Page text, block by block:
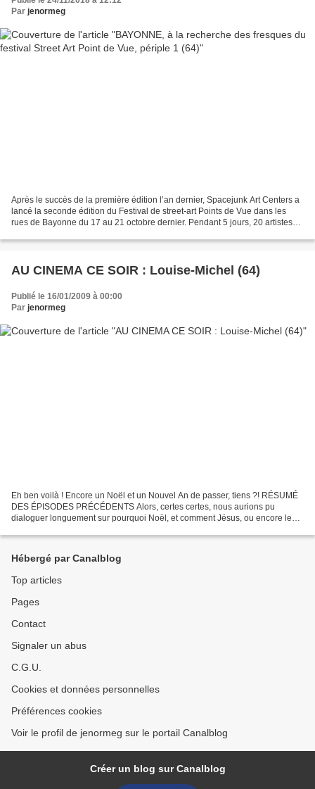
Par jenormeg
Après le succès de la première édition l’an dernier, Spacejunk Art Centers a
lancé la seconde édition du Festival de street-art Points de Vue dans les
rues de Bayonne du 17 au 21 octobre dernier. Pendant 5 jours, 20 artistes
AU CINEMA CE SOIR : Louise-Michel (64)
Publié le 16/01/2009 à 00:00
Par jenormeg
Eh ben voilà ! Encore un Noël et un Nouvel An de passer, tiens ?! RÉSUMÉ
DES ÉPISODES PRÉCÉDENTS Alors, certes certes, nous aurions pu
dialoguer longuement sur pourquoi Noël, et comment Jésus, ou encore le
Hébergé par Canalblog
Top articles
Pages
Contact
Signaler un abus
C.G.U.
Cookies et données personnelles
Préférences cookies
Voir le profil de jenormeg sur le portail Canalblog
Créer un blog sur Canalblog